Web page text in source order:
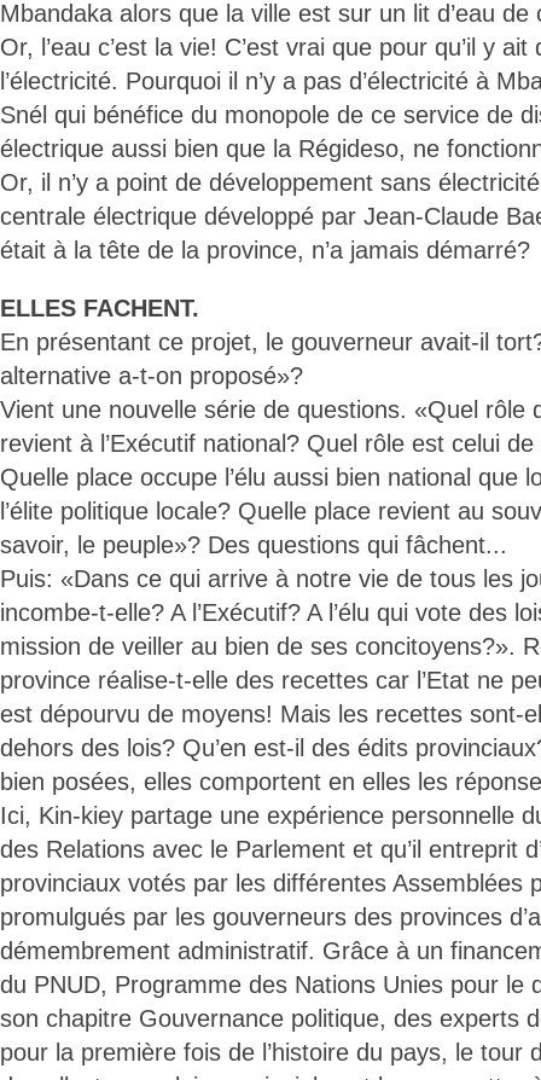
Mbandaka alors que la ville est sur un lit d’eau
Or, l’eau c’est la vie! C’est vrai que pour qu’il y ait
l’électricité. Pourquoi il n’y a pas d’électricité à
Snél qui bénéfice du monopole de ce service de
électrique aussi bien que la Régideso, ne
Or, il n’y a point de développement sans
centrale électrique développé par Jean-Claude
était à la tête de la province, n’a jamais démarré?
ELLES FACHENT.
En présentant ce projet, le gouverneur avait-il
alternative a-t-on proposé»?
Vient une nouvelle série de questions. «Quel rôle
revient à l’Exécutif national? Quel rôle est celui de
Quelle place occupe l’élu aussi bien national que
l’élite politique locale? Quelle place revient au
savoir, le peuple»? Des questions qui fâchent...
Puis: «Dans ce qui arrive à notre vie de tous les
incombe-t-elle? A l’Exécutif? A l’élu qui vote des
mission de veiller au bien de ses concitoyens?».
province réalise-t-elle des recettes car l’Etat ne
est dépourvu de moyens! Mais les recettes sont-
dehors des lois? Qu’en est-il des édits
bien posées, elles comportent en elles les
Ici, Kin-kiey partage une expérience personnelle
des Relations avec le Parlement et qu’il entreprit
provinciaux votés par les différentes Assemblées
promulgués par les gouverneurs des provinces
démembrement administratif. Grâce à un
du PNUD, Programme des Nations Unies pour le
son chapitre Gouvernance politique, des experts
pour la première fois de l’histoire du pays, le tour